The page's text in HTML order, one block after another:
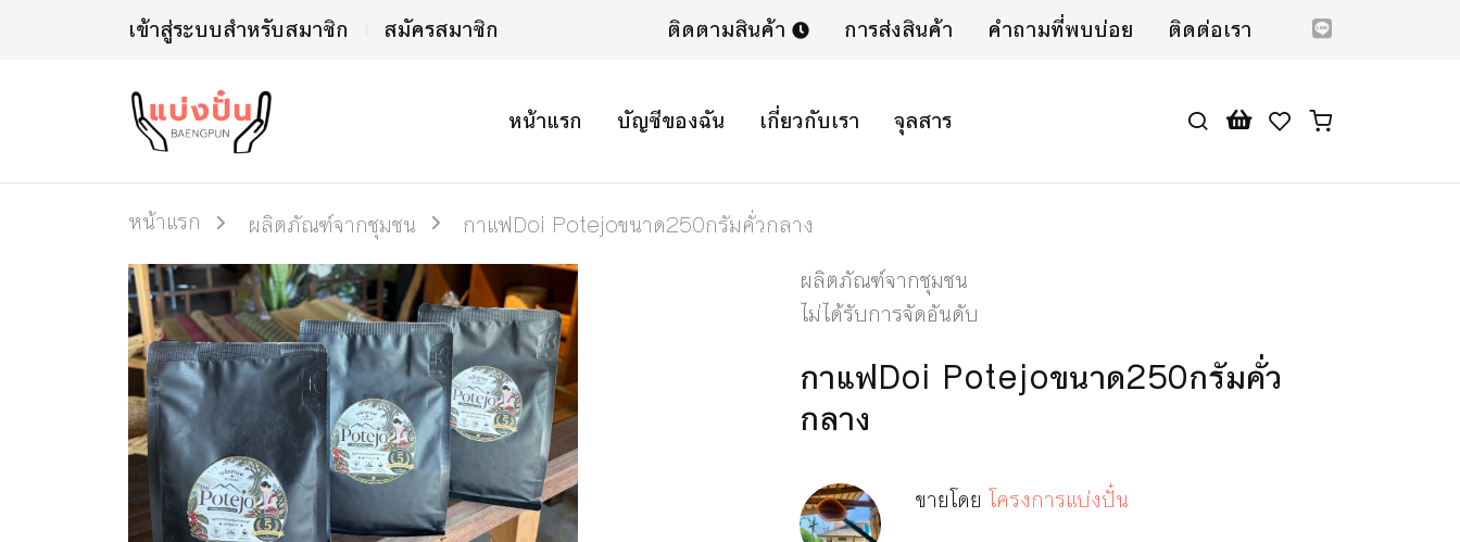
เข้าสู่ระบบสำหรับสมาชิก สมัครสมาชิก ติดตามสินค้า การส่งสินค้า คำถามที่พบบ่อย ติดต่อเรา
หน้าแรก บัญชีของฉัน เกี่ยวกับเรา จุลสาร
หน้าแรก ผลิตภัณฑ์จากชุมชน
กาแฟDoi Potejoขนาด250กรัมคั่วกลาง
ผลิตภัณฑ์จากชุมชน
ไม่ได้รับการจัดอันดับ
กาแฟDoi Potejoขนาด250กรัมคั่ว
กลาง
ขายโดย โครงการแบ่งปั๋น